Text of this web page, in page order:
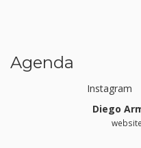
Agenda
Instagram
Diego